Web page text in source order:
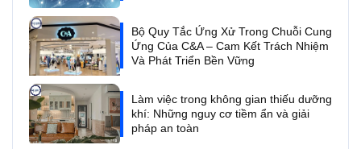
Bộ Quy Tắc Ứng Xử Trong Chuỗi Cung
Ứng Của C&A – Cam Kết Trách Nhiệm
Và Phát Triển Bền Vững
Làm việc trong không gian thiếu dưỡng
khí: Những nguy cơ tiềm ẩn và giải
pháp an toàn